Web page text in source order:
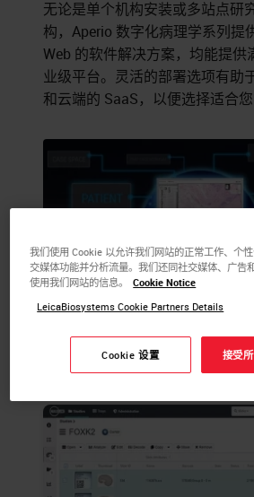
无论是单个机构安装或多站点研
构，Aperio 数字化病理学系列提
Web 的软件解决方案，均能提供
业级平台。灵活的部署选项有助
和云端的 SaaS，以便选择适合您
我们使用 Cookie 以允许我们网站的正常工作、个
交媒体功能并分析流量。我们还同社交媒体、广告
使用我们网站的信息。
Cookie Notice
LeicaBiosystems Cookie Partners Details
Cookie 设置 接受